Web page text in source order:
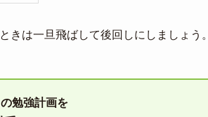
きは一旦飛ばして後回しにしましょう。
勉強計画を